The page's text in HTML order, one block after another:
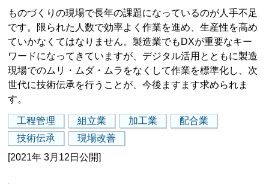
ものづくりの現場で長年の課題になっているのが人手不足
です。限られた人数で効率よく作業を進め、生産性を高め
ていかなくてはなりません。製造業でもDXが重要なキー
ワードになってきていますが、デジタル活用とともに製造
現場でのムリ・ムダ・ムラをなくして作業を標準化し、次
世代に技術伝承を行うことが、今後ますます求められま
す。
工程管理 組立業 加工業
配合業
技術伝承
現場改善
[2021年 3月12日公開]